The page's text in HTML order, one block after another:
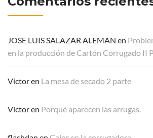
JOSE LUIS SALAZAR ALEMAN en
en la producción de Cartón Corrugado II
Victoren La mesa de secado 2 parte
Victoren Porqué aparecen las arrugas.